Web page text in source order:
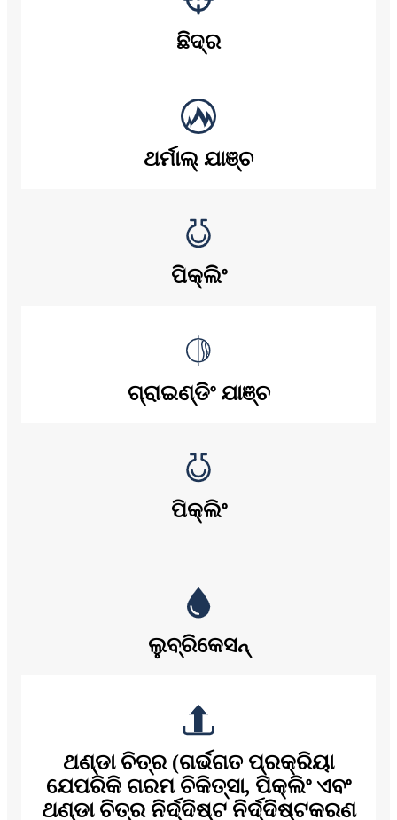
ଛିଦ୍ର
ଥର୍ମାଲ୍ ଯାଞ୍ଚ
ପିକ୍ଲିଂ
ଗ୍ରାଇଣ୍ଡିଂ ଯାଞ୍ଚ
ପିକ୍ଲିଂ
ଲୁବ୍ରିକେସନ୍
ଥଣ୍ଡା ଚିତ୍ର (ଗର୍ଭଗତ ପ୍ରକ୍ରିୟା
ଯେପରିକି ଗରମ ଚିକିତ୍ସା, ପିକ୍ଲିଂ ଏବଂ
ଥଣ୍ଡା ଚିତ୍ର ନିର୍ଦ୍ଦିଷ୍ଟ ନିର୍ଦ୍ଦିଷ୍ଟକରଣ